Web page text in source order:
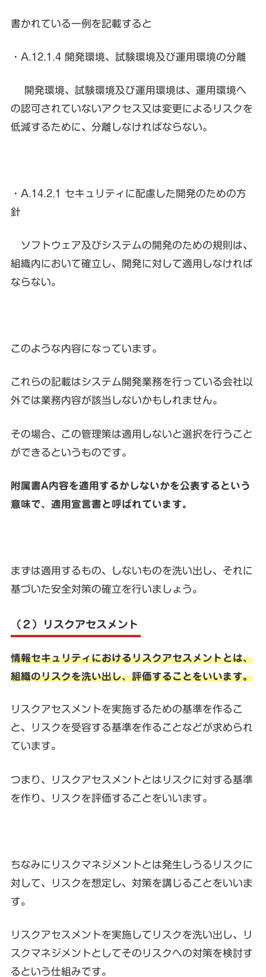
書かれている一例を記載すると
・A.12.1.4 開発環境、試験環境及び運用環境の分離
開発環境、試験環境及び運用環境は、運用環境へ
の認可されていないアクセス又は変更によるリスクを
低減するために、分離しなければならない。
・A.14.2.1 セキュリティに配慮した開発のための方
針
ソフトウェア及びシステムの開発のための規則は、
組織内において確立し、開発に対して適用しなければ
ならない。
このような内容になっています。
これらの記載はシステム開発業務を行っている会社以
外では業務内容が該当しないかもしれません。
その場合、この管理策は適用しないと選択を行うこと
ができるというものです。
附属書A内容を適用するかしないかを公表するという
意味で、適用宣言書と呼ばれています。
まずは適用するもの、しないものを洗い出し、それに
基づいた安全対策の確立を行いましょう。
（２）リスクアセスメント
情報セキュリティにおけるリスクアセスメントとは、
組織のリスクを洗い出し、評価することをいいます。
リスクアセスメントを実施するための基準を作るこ
と、リスクを受容する基準を作ることなどが求められ
ています。
つまり、
リスクアセスメントとはリスクに対する基準
を作り、リスクを評価することをいいます。
ちなみにリスクマネジメントとは発生しうるリスクに
対して、リスクを想定し、対策を講じることをいいま
す。
リスクアセスメントを実施してリスクを洗い出し、リ
スクマネジメントとしてそのリスクへの対策を検討す
るという仕組みです。